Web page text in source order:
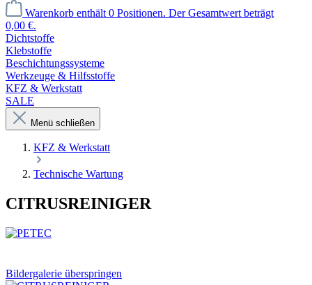
Warenkorb enthält 0 Positionen. Der Gesamtwert beträgt
0,00 €.
Dichtstoffe
Klebstoffe
Beschichtungssysteme
Werkzeuge & Hilfsstoffe
KFZ & Werkstatt
SALE
Menü schließen
KFZ & Werkstatt
Technische Wartung
CITRUSREINIGER
Bildergalerie überspringen